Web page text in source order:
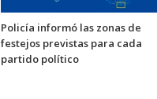
Policía informó las zonas de
festejos previstas para cada
partido político